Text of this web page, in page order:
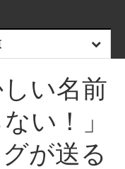
しい名前
い！」
が送る